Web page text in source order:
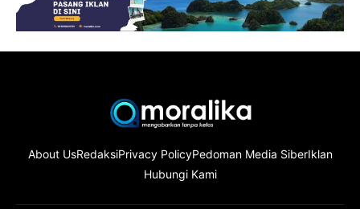
About UsRedaksiPrivacy PolicyPedoman Media SiberIklan
Hubungi Kami